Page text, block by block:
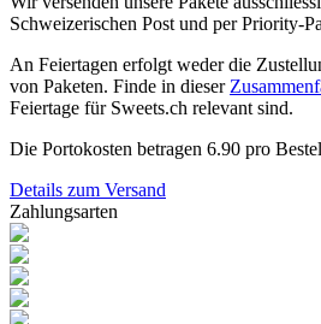
Schweizerischen Post und per Priority-
An Feiertagen erfolgt weder die
von Paketen. Finde in dieser
Feiertage für Sweets.ch relevant sind.
Die Portokosten betragen 6.90 pro
Details zum Versand
Zahlungsarten